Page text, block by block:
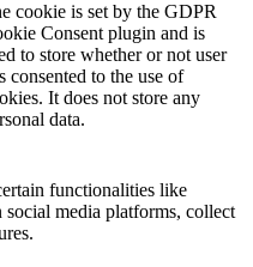
cookie is set by the GDPR
Consent plugin and is
to store whether or not user
consented to the use of
It does not store any
data.
functionalities like
media platforms, collect